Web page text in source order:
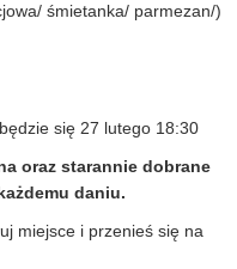
śmietanka/ parmezan/)
się 27 lutego 18:30
oraz starannie dobrane
daniu.
miejsce i przenieś się na